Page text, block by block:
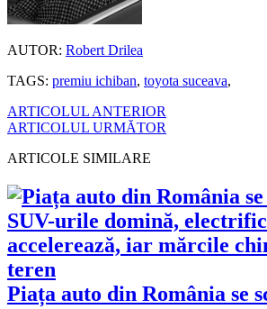
AUTOR: Robert Drilea
TAGS: premiu ichiban, toyota suceava,
ARTICOLUL ANTERIOR
ARTICOLUL URMĂTOR
ARTICOLE SIMILARE
Piața auto din România se